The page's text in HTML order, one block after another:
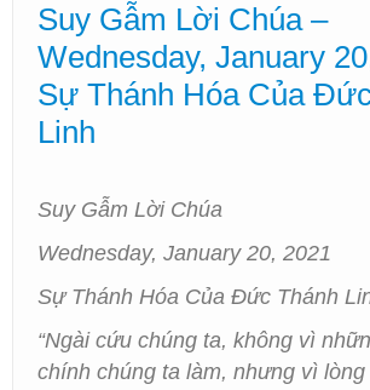
Phát Thanh Tin Lành Bay Area
Các Hội Thánh Bắc California
Suy Gẫm Lời Chúa –
Wednesday, January
Sự Thánh Hóa Của
Linh
Suy Gẫm Lời Chúa
Wednesday, January 20, 2021
Sự Thánh Hóa Của Đức Thánh
“Ngài cứu chúng ta, không vì
chính chúng ta làm, nhưng vì